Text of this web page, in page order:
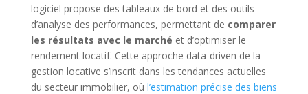
logiciel propose des tableaux de bord et des outils
d’analyse des performances, permettant de comparer
les résultats avec le marché et d’optimiser le
rendement locatif. Cette approche data-driven de la
gestion locative s’inscrit dans les tendances actuelles
du secteur immobilier, où l’estimation précise des biens